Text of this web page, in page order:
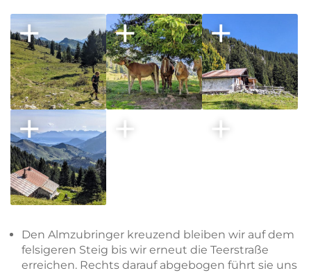
Den Almzubringer kreuzend bleiben wir auf dem
felsigeren Steig bis wir erneut die Teerstraße
erreichen. Rechts darauf abgebogen führt sie uns